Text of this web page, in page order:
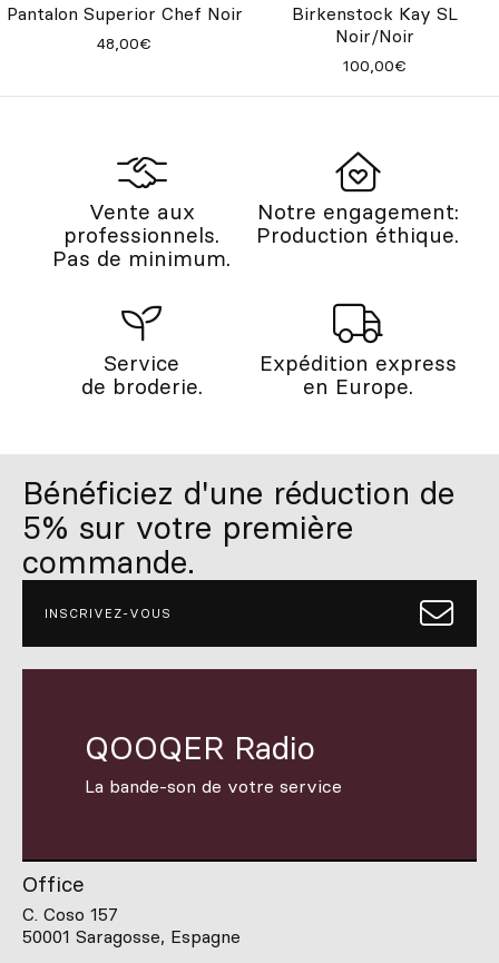
Pantalon Superior Chef Noir
48,00€
Birkenstock Kay SL
Noir/Noir
100,00€
Vente aux
professionnels.
Pas de minimum.
Notre engagement:
Production éthique.
Service
de broderie.
Expédition express
en Europe.
Bénéficiez d'une réduction de
5% sur votre première
commande.
INSCRIVEZ-VOUS
QOOQER Radio
La bande-son de votre service
Office
C. Coso 157
50001 Saragosse, Espagne